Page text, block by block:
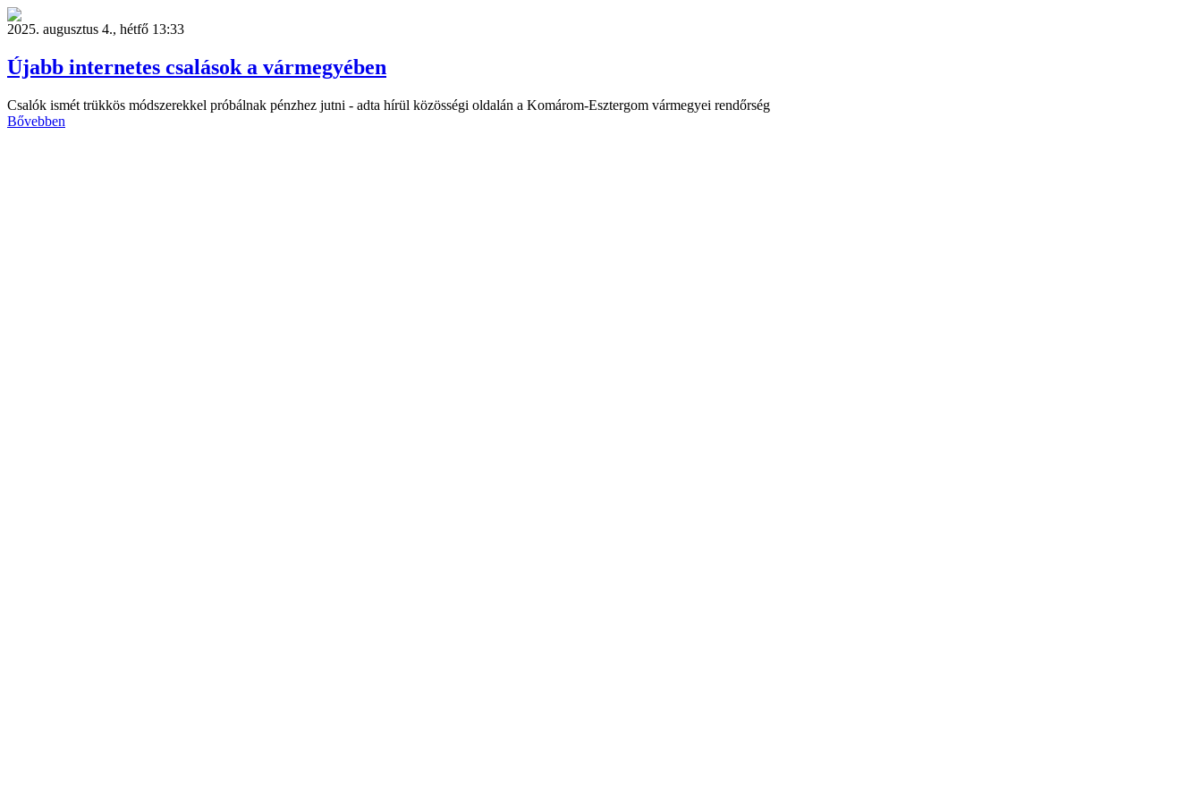
2025. augusztus 4., hétfő 13:33
Újabb internetes csalások a vármegyében
Csalók ismét trükkös módszerekkel próbálnak pénzhez jutni - adta hírül közösségi oldalán a Komárom-Esztergom vármegyei rendőrség
Bővebben